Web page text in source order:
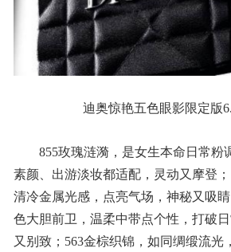
迪奥惊艳五色眼影限定版
855玫瑰涟漪，是女生本命日常粉
素颜、出游淡妆都适配，灵动又摩登
清冷金属光感，点亮气场，神秘又吸
色大胆前卫，温柔中带点个性，打破
又别致；563金棕织锦，如同绸缎流光